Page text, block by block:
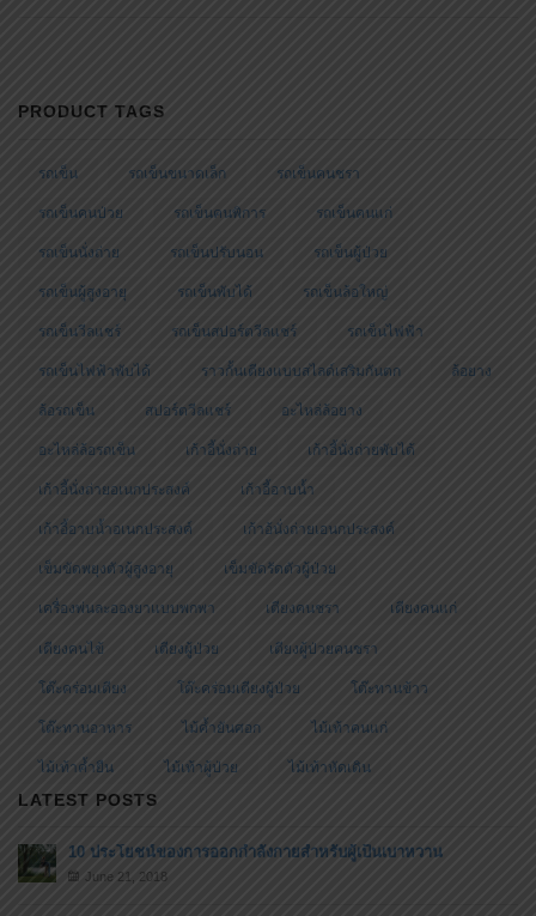
PRODUCT TAGS
รถเข็น รถเข็นขนาดเล็ก รถเข็นคนชรา
รถเข็นคนป่วย รถเข็นคนพิการ รถเข็นคนแก่
รถเข็นนั่งถ่าย รถเข็นปรับนอน รถเข็นผู้ป่วย
รถเข็นผู้สูงอายุ รถเข็นพับได้ รถเข็นล้อใหญ่
รถเข็นวีลแชร์ รถเข็นสปอร์ตวีลแชร์ รถเข็นไฟฟ้า
รถเข็นไฟฟ้าพับได้ ราวกั้นเตียงแบบสไลด์เสริมกันตก ล้อยาง
ล้อรถเข็น สปอร์ตวีลแชร์ อะไหล่ล้อยาง
อะไหล่ล้อรถเข็น เก้าอี้นั่งถ่าย เก้าอี้นั่งถ่ายพับได้
เก้าอี้นั่งถ่ายอเนกประสงค์ เก้าอี้อาบน้ำ
เก้าอี้อาบน้ำอเนกประสงค์ เก้าอ้นั่งถ่ายเอนกประสงค์
เข็มขัดพยุงตัวผู้สูงอายุ เข็มขัดรัดตัวผู้ป่วย
เครื่องพ่นละอองยาแบบพกพา เตียงคนชรา เตียงคนแก่
เตียงคนไข้ เตียงผู้ป่วย เตียงผู้ป่วยคนชรา
โต๊ะคร่อมเตียง โต๊ะคร่อมเตียงผู้ป่วย โต๊ะทานข้าว
โต๊ะทานอาหาร ไม้ค้ำยันศอก ไม้เท้าคนแก่
ไม้เท้าค้ำยืน ไม้เท้าผู้ป่วย ไม้เท้าหัดเดิน
LATEST POSTS
10 ประโยชน์ของการออกกำลังกายสำหรับผู้เป็นเบาหวาน
June 21, 2018